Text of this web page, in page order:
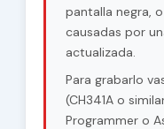
pantalla negra,
causadas por
actualizada.
Para grabarlo
(CH341A o
Programmer o